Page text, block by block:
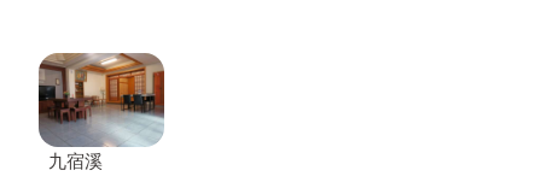
九宿溪